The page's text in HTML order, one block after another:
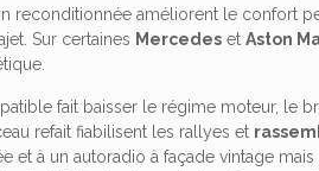
reconditionnée améliorent le confort
Sur certaines Mercedes etAston
fait baisser le régime moteur, le
refait fiabilisent les rallyes et
et à un autoradio à façade vintage